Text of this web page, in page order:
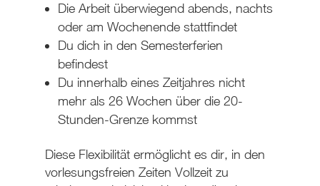
Die Arbeit überwiegend abends, nachts
oder am Wochenende stattfindet
Du dich in den Semesterferien
befindest
Du innerhalb eines Zeitjahres nicht
mehr als 26 Wochen über die 20-
Stunden-Grenze kommst
Diese Flexibilität ermöglicht es dir, in den
vorlesungsfreien Zeiten Vollzeit zu